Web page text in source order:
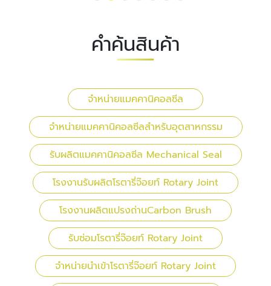
คำค้นสินค้า
จำหน่ายแมคคานิคอลซีล
จำหน่ายแมคคานิคอลซีลสำหรับอุตสาหกรรม
รับผลิตแมคคานิคอลซีล Mechanical Seal
โรงงานรับผลิตโรตารี่จ๊อยท์ Rotary Joint
โรงงานผลิตแปรงถ่านCarbon Brush
รับซ่อมโรตารี่จ๊อยท์ Rotary Joint
จำหน่ายนำเข้าโรตารี่จ๊อยท์ Rotary Joint